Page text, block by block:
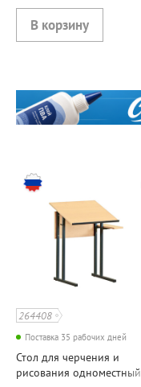
264408
Поставка 35 рабочих дней
Стол для черчения и
рисования одноместный